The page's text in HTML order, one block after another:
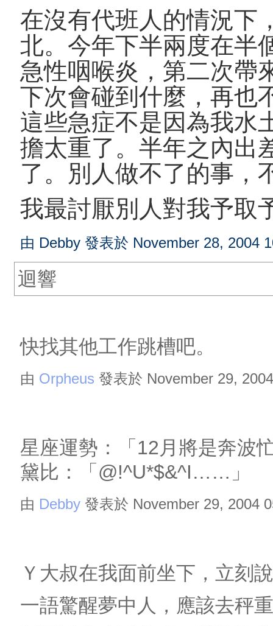
在沒有代班人的情況下
北。今年下半兩度在半
急性咽喉炎，第二次帶
下次會碰到什麼，再也
這些急症不是因為我水
擔太重了。半年之內出
了。別人做不了的事，
我最討厭別人對我予取
由 Debby 發表於 November 28, 2004
迴響
快找其他工作跳槽吧。
由 Orpheus 發表於 November 29,
星座運勢：「12月將是奔波
黛比：「@!^U*$&^I……」
由 Debby 發表於 November 29, 2004
Ｙ大叔在我面前坐下，立刻
一語驚醒夢中人，應該去秤